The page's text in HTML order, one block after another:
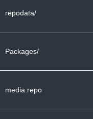
repodata/
Packages/
media.repo